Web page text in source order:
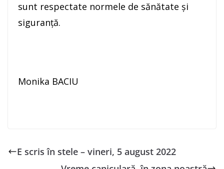
sunt respectate normele de sănătate și
siguranță.
Monika BACIU
E scris în stele – vineri, 5 august 2022